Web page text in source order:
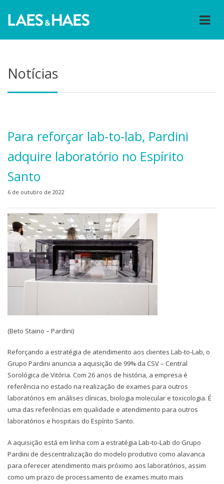
Notícias
Para reforçar lab-to-lab, Pardini
adquire laboratório no Espírito
Santo
6 de outubro de 2022
(Beto Staino – Pardini)
Reforçando a estratégia de atendimento aos clientes Lab-to-Lab, o
Grupo Pardini anuncia a aquisição de 99% da CSV – Central
Sorológica de Vitória. Com 26 anos de história, a empresa é
referência no estado na realização de exames para outros
laboratórios em análises clínicas, biologia molecular e toxicologia. É
uma das referências em qualidade e atendimento para outros
laboratórios e hospitais do Espírito Santo.
A aquisição está em linha com a estratégia Lab-to-Lab do Grupo
Pardini de descentralização do modelo produtivo como alavanca
para oferecer atendimento mais próximo aos laboratórios, assim
como um prazo de processamento de exames muito mais